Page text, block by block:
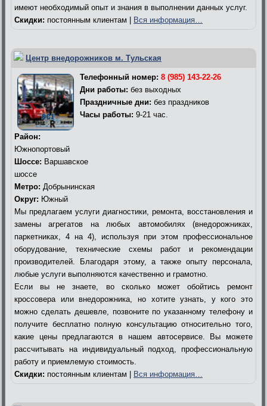
имеют необходимый опыт и знания в выполнении данных услуг.
Скидки: постоянным клиентам | Вся информация…
Центр внедорожников м. Тульская
Телефонный номер: 8 (985) 143-22-26
Дни работы: без выходных
Праздничные дни: без праздников
Часы работы: 9-21 час.
Район:
Южнопортовый
Шоссе: Варшавское
шоссе
Метро: Добрынинская
Округ: Южный
Мы предлагаем услуги диагностики, ремонта, восстановления и
замены агрегатов на любых автомобилях (внедорожниках,
паркетниках, 4 на 4), используя при этом профессиональное
оборудование, технические схемы работ и рекомендации
производителей. Благодаря этому, а также опыту персонала,
любые услуги выполняются качественно и грамотно.
Если вы не знаете, во сколько может обойтись ремонт
кроссовера или внедорожника, но хотите узнать, у кого это
можно сделать дешевле, позвоните по указанному телефону и
получите бесплатно полную консультацию относительно того,
какие цены предлагаются в нашем автосервисе. Вы можете
рассчитывать на индивидуальный подход, профессиональную
работу и приемлемую стоимость.
Скидки: постоянным клиентам | Вся информация…